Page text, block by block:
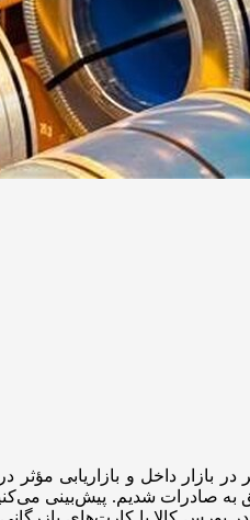
بازار داخل و بازاریابی مؤثر
ورق گرم و سرد سال گذشته، موفق به صادرات شدیم.